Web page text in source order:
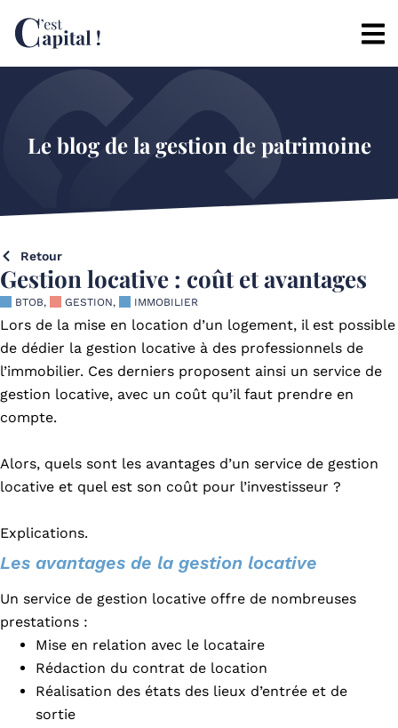
Le blog de la gestion de patrimoine
Retour
Gestion locative : coût et avantages
BTOB, GESTION, IMMOBILIER
Lors de la mise en location d’un logement, il est possible
de dédier la gestion locative à des professionnels de
l’immobilier. Ces derniers proposent ainsi un service de
gestion locative, avec un coût qu’il faut prendre en
compte.
Alors, quels sont les avantages d’un service de gestion
locative et quel est son coût pour l’investisseur ?
Explications.
Les avantages de la gestion locative
Un service de gestion locative offre de nombreuses
prestations :
Mise en relation avec le locataire
Rédaction du contrat de location
Réalisation des états des lieux d’entrée et de
sortie